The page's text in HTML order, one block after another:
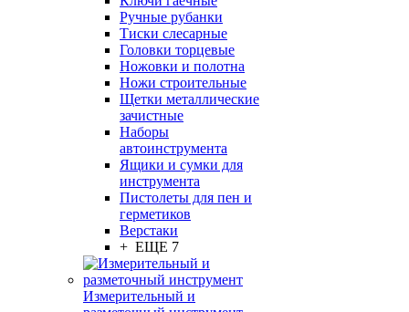
Ручные рубанки
Тиски слесарные
Головки торцевые
Ножовки и полотна
Ножи строительные
Щетки металлические
зачистные
Наборы
автоинструмента
Ящики и сумки для
инструмента
Пистолеты для пен и
герметиков
Верстаки
+ ЕЩЕ 7
Измерительный и